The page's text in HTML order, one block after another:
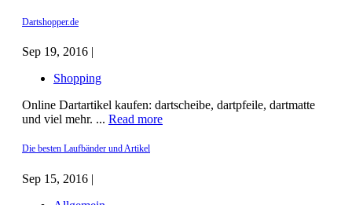
Dartshopper.de
Sep 19, 2016 |
Shopping
Online Dartartikel kaufen: dartscheibe, dartpfeile, dartmatte
und viel mehr. ... Read more
Die besten Laufbänder und Artikel
Sep 15, 2016 |